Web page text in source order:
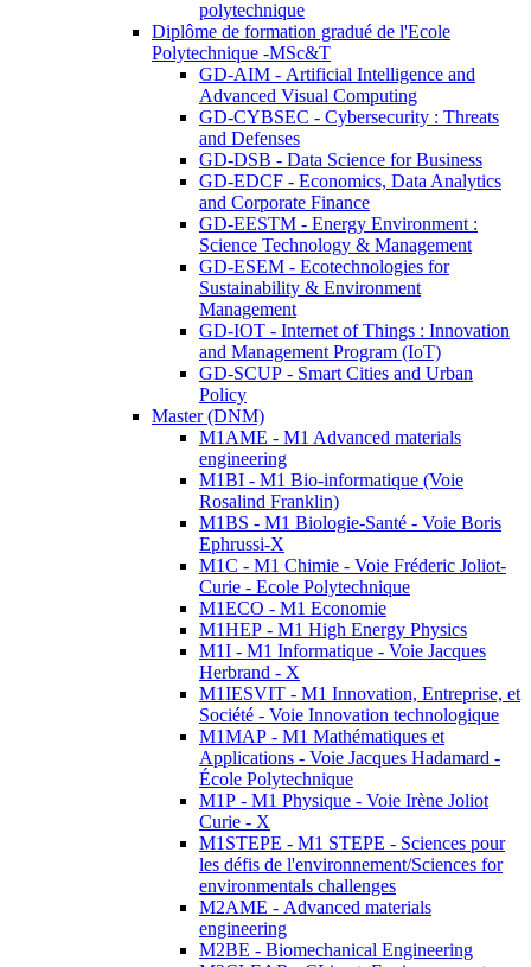
polytechnique
Diplôme de formation gradué de l'Ecole
Polytechnique -MSc&T
GD-AIM - Artificial Intelligence and
Advanced Visual Computing
GD-CYBSEC - Cybersecurity : Threats
and Defenses
GD-DSB - Data Science for Business
GD-EDCF - Economics, Data Analytics
and Corporate Finance
GD-EESTM - Energy Environment :
Science Technology & Management
GD-ESEM - Ecotechnologies for
Sustainability & Environment
Management
GD-IOT - Internet of Things : Innovation
and Management Program (IoT)
GD-SCUP - Smart Cities and Urban
Policy
Master (DNM)
M1AME - M1 Advanced materials
engineering
M1BI - M1 Bio-informatique (Voie
Rosalind Franklin)
M1BS - M1 Biologie-Santé - Voie Boris
Ephrussi-X
M1C - M1 Chimie - Voie Fréderic Joliot-
Curie - Ecole Polytechnique
M1ECO - M1 Economie
M1HEP - M1 High Energy Physics
M1I - M1 Informatique - Voie Jacques
Herbrand - X
M1IESVIT - M1 Innovation, Entreprise, et
Société - Voie Innovation technologique
M1MAP - M1 Mathématiques et
Applications - Voie Jacques Hadamard -
École Polytechnique
M1P - M1 Physique - Voie Irène Joliot
Curie - X
M1STEPE - M1 STEPE - Sciences pour
les défis de l'environnement/Sciences for
environmentals challenges
M2AME - Advanced materials
engineering
M2BE - Biomechanical Engineering